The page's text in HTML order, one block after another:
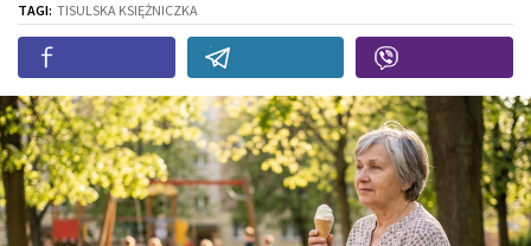
TAGI: TISULSKA KSIĘŻNICZKA